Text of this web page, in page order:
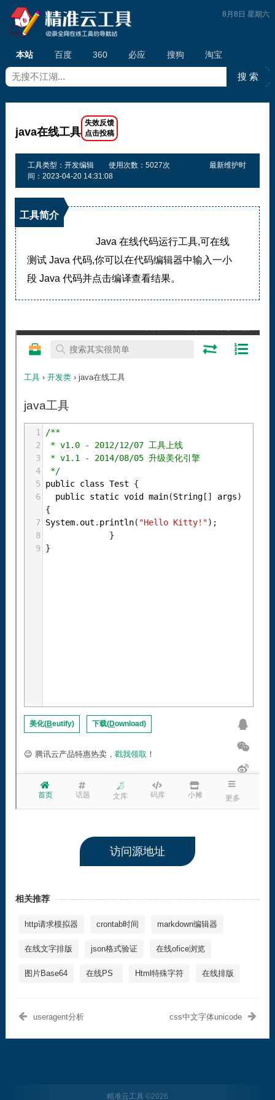
本站 百度 360 必应 搜狗 淘宝
8月8日 星期六
java在线工具
工具类型：开发编辑 使用次数：5027次
最新维护时
间：2023-04-20 14:31:08
工具简介
Java 在线代码运行工具,可在线
测试 Java 代码,你可以在代码编辑器中输入一小
段 Java 代码并点击编译查看结果。
访问源地址
相关推荐
http请求模拟器 crontab时间 markdown编辑器
在线文字排版 json格式验证 在线ofice浏览
图片Base64 在线PS Html特殊字符 在线排版
useragent分析 css中文字体unicode
精准云工具 ©2026